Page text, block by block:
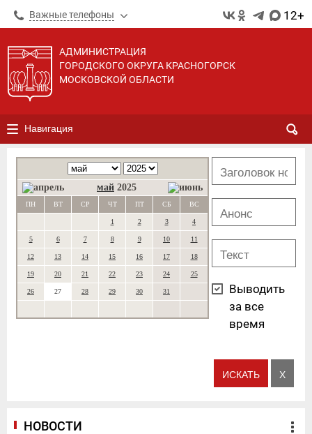
Важные телефоны 12+
АДМИНИСТРАЦИЯ
ГОРОДСКОГО ОКРУГА КРАСНОГОРСК
МОСКОВСКОЙ ОБЛАСТИ
Навигация
май 2025
ПН ВТ СР ЧТ ПТ СБ ВС
1 2 3 4
5 6 7 8 9 10 11
12 13 14 15 16 17 18
19 20 21 22 23 24 25
26 27 28 29 30 31
Выводить
за все
время
НОВОСТИ